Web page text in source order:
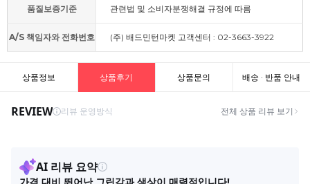
품질보증기준 관련법 및 소비자분쟁해결 규정에 따름
A/S 책임자와 전화번호 (주) 배드민턴마켓 고객센터 : 02-3663-3922
상품정보 상품후기 상품문의 배송 · 반품 안내